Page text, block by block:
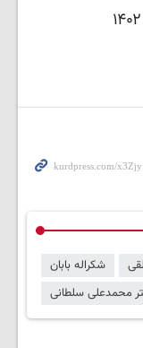
شکراله بابان
محمدعلی سلطانی